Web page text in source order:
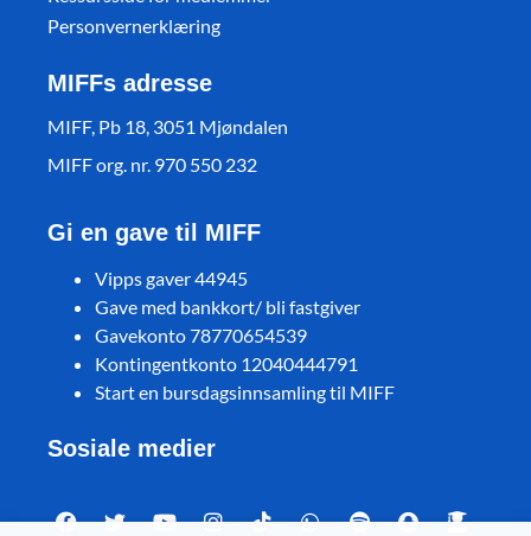
Personvernerklæring
MIFFs adresse
MIFF, Pb 18, 3051 Mjøndalen
MIFF org. nr. 970 550 232
Gi en gave til MIFF
Vipps gaver 44945
Gave med bankkort/ bli fastgiver
Gavekonto 78770654539
Kontingentkonto 12040444791
Start en bursdagsinnsamling til MIFF
Sosiale medier